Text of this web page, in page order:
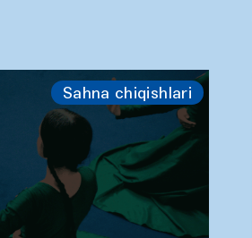
Sahna chiqishlari